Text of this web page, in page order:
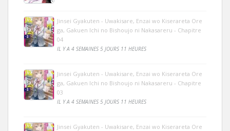
Jinsei Gyakuten - Uwakisare, Enzai wo Kiserareta Ore
ga, Gakuen Ichi no Bishoujo ni Nakasareru - Chapitre
04
IL Y A 4 SEMAINES 5 JOURS 11 HEURES
Jinsei Gyakuten - Uwakisare, Enzai wo Kiserareta Ore
ga, Gakuen Ichi no Bishoujo ni Nakasareru - Chapitre
03
IL Y A 4 SEMAINES 5 JOURS 11 HEURES
Jinsei Gyakuten - Uwakisare, Enzai wo Kiserareta Ore